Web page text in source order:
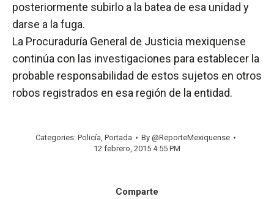
posteriormente subirlo a la batea de esa unidad y
darse a la fuga.
La Procuraduría General de Justicia mexiquense
continúa con las investigaciones para establecer la
probable responsabilidad de estos sujetos en otros
robos registrados en esa región de la entidad.
Categories: Policía, Portada By @ReporteMexiquense
12 febrero, 2015 4:55 PM
Comparte